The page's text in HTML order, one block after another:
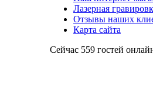
Лазерная
Отзывы наших
Карта сайта
Сейчас 559 гостей